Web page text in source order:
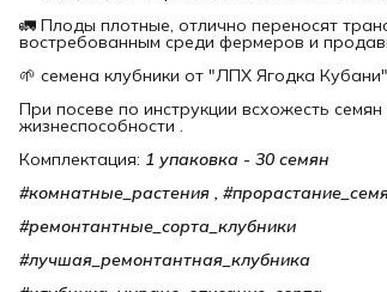
🚛 Плоды плотные, отлично переносят
востребованным среди фермеров и
🌱 семена клубники от "ЛПХ Ягодка
При посеве по инструкции всхожесть
жизнеспособности .
Комплектация: 1 упаковка - 30 семян
#комнатные_растения ,
#ремонтантные_сорта_клубники
#лучшая_ремонтантная_клубника